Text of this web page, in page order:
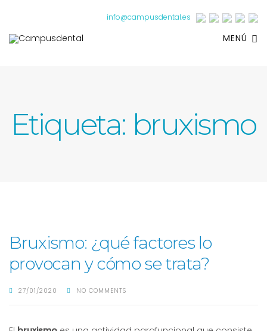
info@campusdental.es
MENÚ
Etiqueta: bruxismo
Bruxismo: ¿qué factores lo
provocan y cómo se trata?
27/01/2020 NO COMMENTS